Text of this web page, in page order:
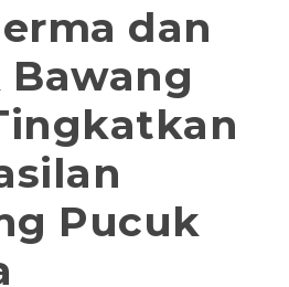
dan
Pucuk